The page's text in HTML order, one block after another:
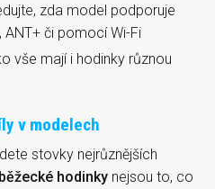
zda model podporuje
či pomocí Wi-Fi
vše mají i hodinky různou
v modelech
stovky nejrůznějších
běžecké hodinky nejsou to, co